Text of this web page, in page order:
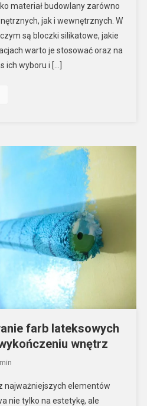
materiał budowlany zarówno
jak i wewnętrznych. W
są bloczki silikatowe, jakie
warto je stosować oraz na
ich wyboru i […]
farb lateksowych
wnętrz
najważniejszych elementów
nie tylko na estetykę, ale